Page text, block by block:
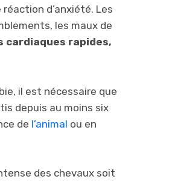
d’anxiété. Les
les maux de
rapides,
il est nécessaire que
depuis au moins six
de l’animal ou en
des chevaux soit